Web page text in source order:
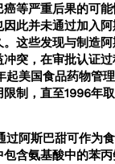
癌等严重后果的可
此并未通过加入
这些发现与制造
突，在审批认证
起美国食品药物管
限制，直至1996年
过阿斯巴甜可作为食
含氨基酸中的苯